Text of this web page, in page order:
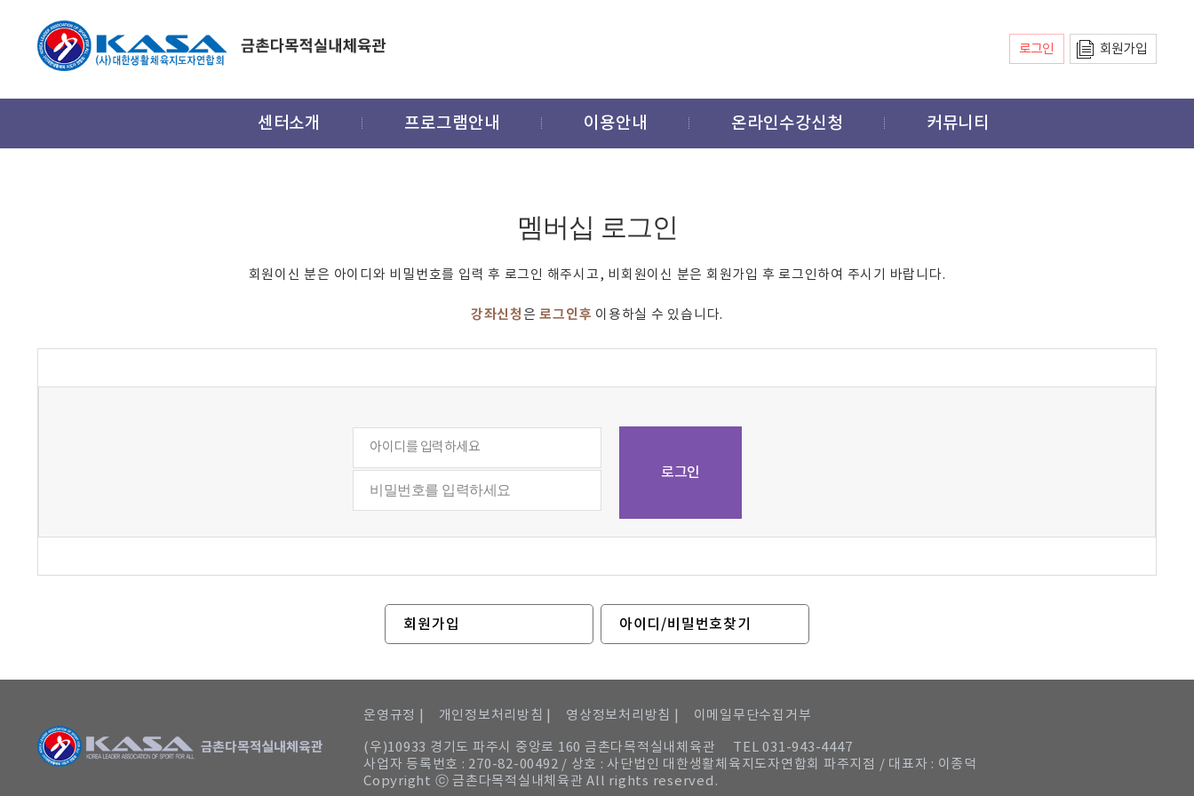
로그인 회원가입
뉴
센터소개 프로그램안내 이용안내 온라인수강신청 커뮤니티
멤버십 로그인
회원이신 분은 아이디와 비밀번호를 입력 후 로그인 해주시고, 비회원이신 분은 회원가입 후 로그인하여 주시기 바랍니다.
강좌신청은로그인후 이용하실 수 있습니다.
회원가입 아이디/비밀번호찾기
운영규정 | 개인정보처리방침 | 영상정보처리방침 | 이메일무단수집거부
(우)10933 경기도 파주시 중앙로 160 금촌다목적실내체육관
TEL 031-943-4447
사업자 등록번호 : 270-82-00492 / 상호 : 사단법인 대한생활체육지도자연합회 파주지점 / 대표자 : 이종덕
Copyright ⓒ 금촌다목적실내체육관 All rights reserved.